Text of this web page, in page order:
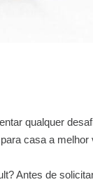
qualquer
casa a
Antes de